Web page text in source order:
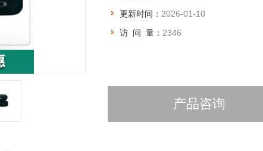
更新时间： 2026-01-10
访 问 量： 2346
产品咨询